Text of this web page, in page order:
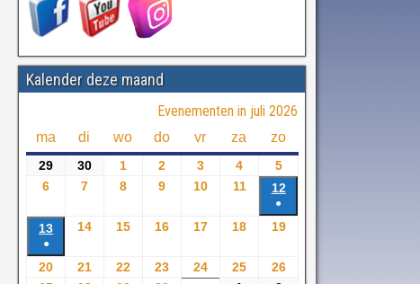
Kalender deze maand
Evenementen in juli 2026
ma di wo do vr za zo
29 30 1 2 3 4
5
6
7 8 9 10 11 12
●
13
●
14 15 16 17 18 19
20 21 22 23 24 25
26